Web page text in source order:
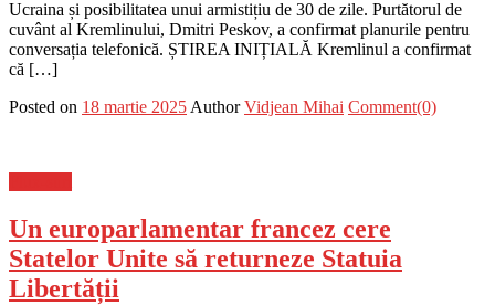
Ucraina și posibilitatea unui armistițiu de 30 de zile. Purtătorul de
cuvânt al Kremlinului, Dmitri Peskov, a confirmat planurile pentru
conversația telefonică. ȘTIREA INIȚIALĂ Kremlinul a confirmat
că […]
Posted on 18 martie 2025 Author Vidjean Mihai Comment(0)
Un europarlamentar francez cere
Statelor Unite să returneze Statuia
Libertății